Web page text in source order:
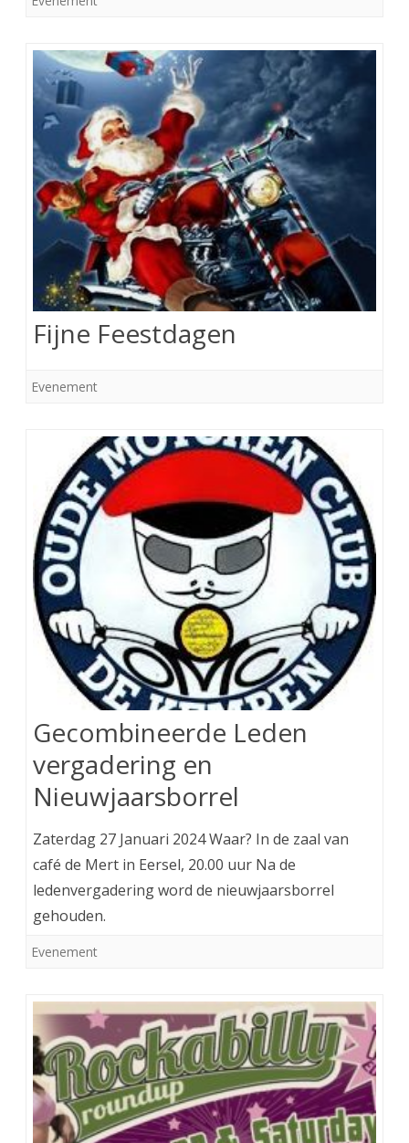
Fijne Feestdagen
Evenement
Gecombineerde Leden
vergadering en
Nieuwjaarsborrel
Zaterdag 27 Januari 2024 Waar? In de zaal van
café de Mert in Eersel, 20.00 uur Na de
ledenvergadering word de nieuwjaarsborrel
gehouden.
Evenement